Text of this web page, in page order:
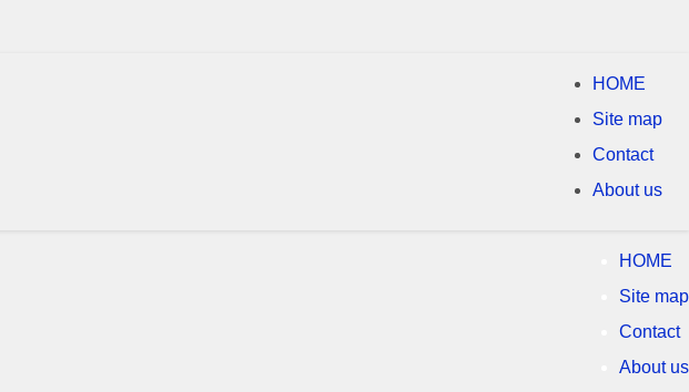
HOME
Site map
Contact
About us
HOME
Site map
Contact
About us